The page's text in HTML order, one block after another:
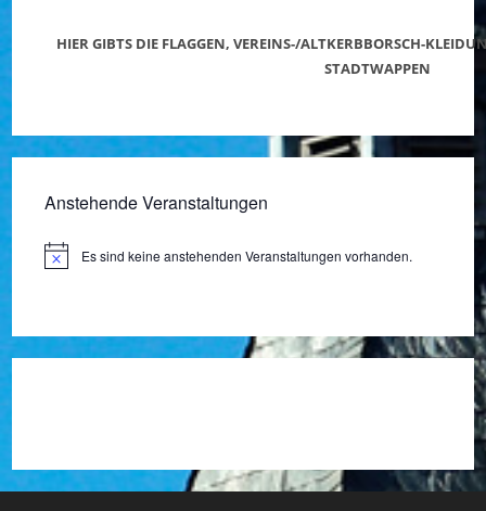
HIER GIBTS DIE FLAGGEN, VEREINS-/ALTKERBBORSCH-
STADTWAPPEN
Anstehende Veranstaltungen
H
Es sind keine anstehenden Veranstaltungen vorhanden.